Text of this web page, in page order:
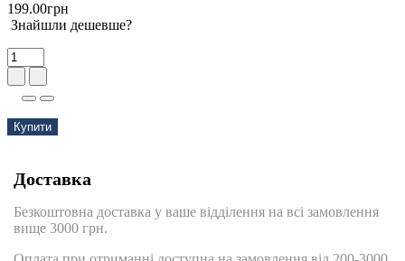
199.00грн
Знайшли дешевше?
Купити
Доставка
Безкоштовна доставка у ваше відділення на всі замовлення
вище 3000 грн.